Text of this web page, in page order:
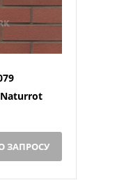
ЗАПРОСУ